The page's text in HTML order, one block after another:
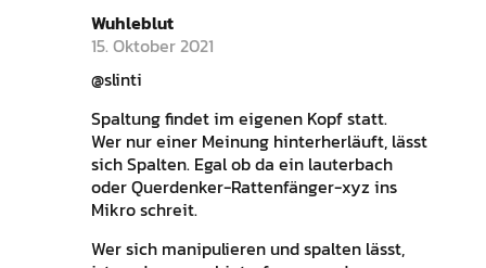
Wuhleblut
15. Oktober 2021
@slinti
Spaltung findet im eigenen Kopf statt.
Wer nur einer Meinung hinterherläuft, lässt
sich Spalten. Egal ob da ein lauterbach
oder Querdenker-Rattenfänger-xyz ins
Mikro schreit.
Wer sich manipulieren und spalten lässt,